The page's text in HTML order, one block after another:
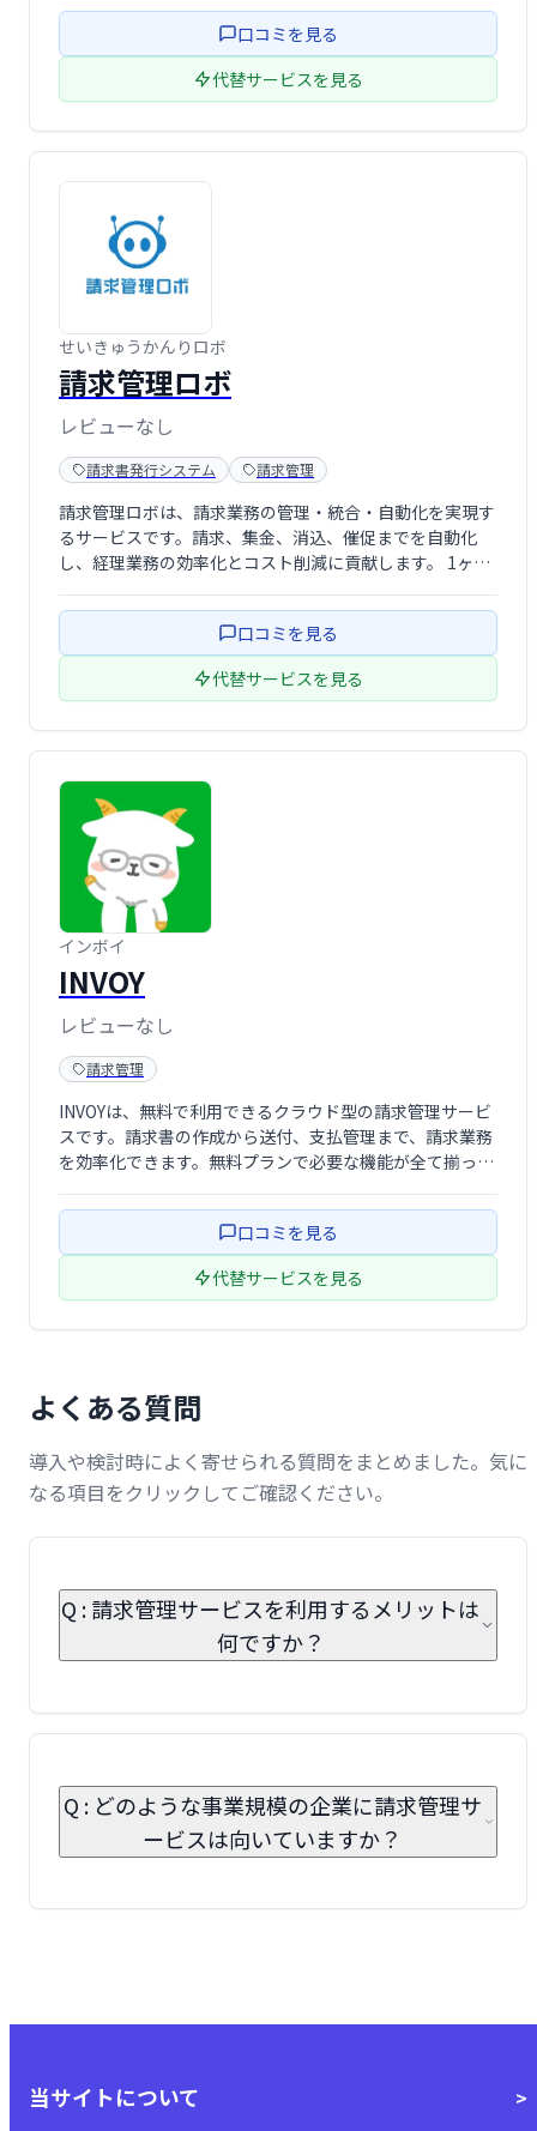
トウェアです。
口コミを見る
代替サービスを見る
せいきゅうかんりロボ
請求管理ロボ
レビューなし
請求書発行システム 請求管理
請求管理ロボは、請求業務の管理・統合・自動化を実現す
るサービスです。請求、集金、消込、催促までを自動化
し、経理業務の効率化とコスト削減に貢献します。 1ヶ月
にします。
口コミを見る
代替サービスを見る
インボイ
INVOY
レビューなし
請求管理
INVOYは、無料で利用できるクラウド型の請求管理サービ
スです。請求書の作成から送付、支払管理まで、請求業務
を効率化できます。無料プランで必要な機能が全て揃って
など、請求業務の負担軽減に最適です。
口コミを見る
代替サービスを見る
よくある質問
導入や検討時によく寄せられる質問をまとめました。気に
なる項目をクリックしてご確認ください。
Q : 請求管理サービスを利用するメリットは
何ですか？
Q : どのような事業規模の企業に請求管理サ
ービスは向いていますか？
当サイトについて